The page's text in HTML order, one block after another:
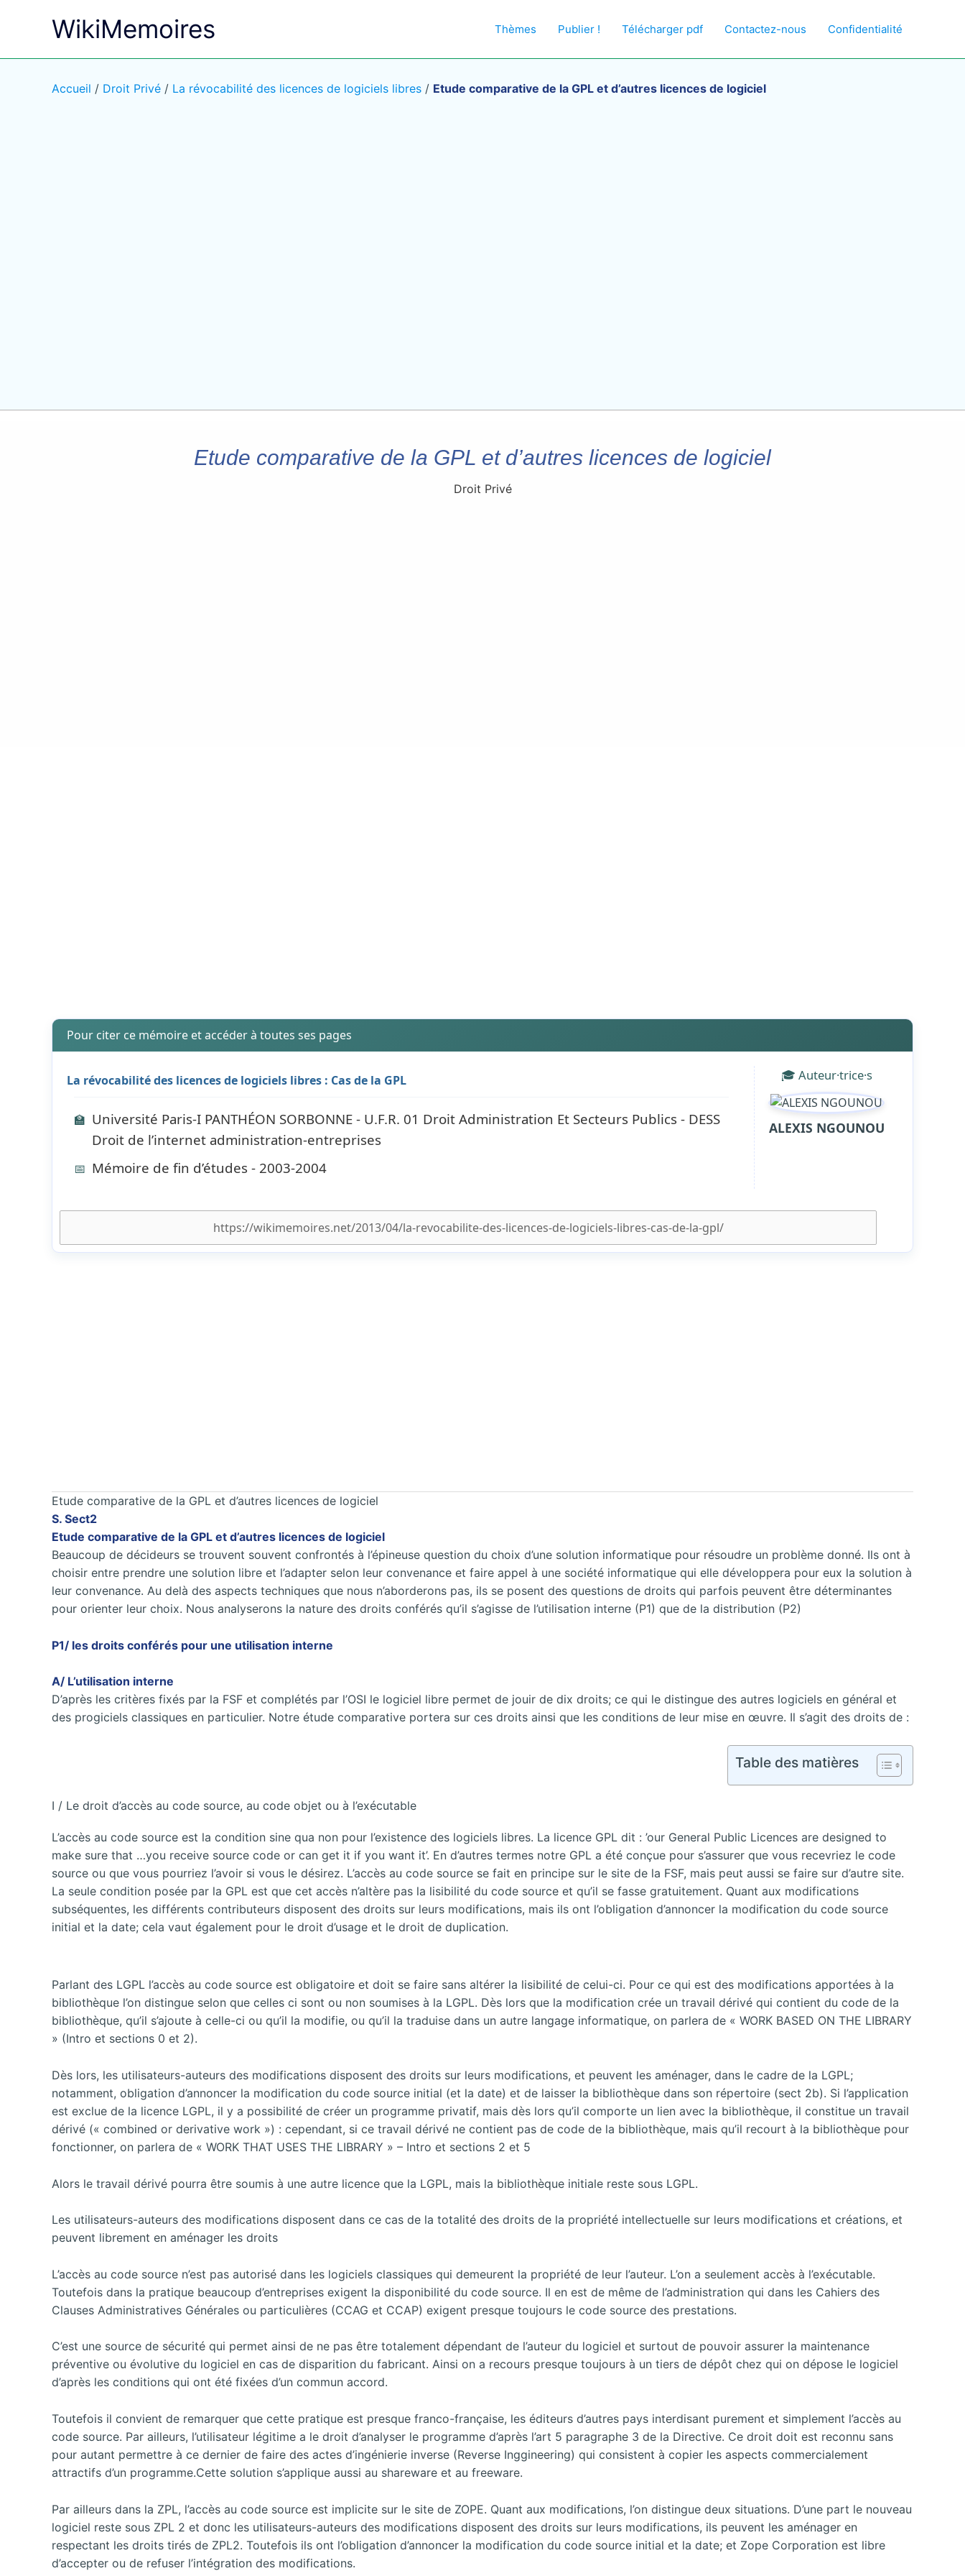
WikiMemoires Thèmes Publier ! Télécharger pdf Contactez-nous Confidentialité
Accueil / Droit Privé / La révocabilité des licences de logiciels libres / Etude comparative de la GPL et d’autres licences de logiciel
Etude comparative de la GPL et d’autres licences de logiciel
Droit Privé
Pour citer ce mémoire et accéder à toutes ses pages
La révocabilité des licences de logiciels libres : Cas de la GPL
🏫 Université Paris-I PANTHÉON SORBONNE - U.F.R. 01 Droit Administration Et Secteurs Publics - DESS
Droit de l’internet administration-entreprises
📅 Mémoire de fin d’études - 2003-2004
🎓 Auteur·trice·s
ALEXIS NGOUNOU
Etude comparative de la GPL et d’autres licences de logiciel
S. Sect2
Etude comparative de la GPL et d’autres licences de logiciel
Beaucoup de décideurs se trouvent souvent confrontés à l’épineuse question du choix d’une solution informatique pour résoudre un problème donné. Ils ont à
choisir entre prendre une solution libre et l’adapter selon leur convenance et faire appel à une société informatique qui elle développera pour eux la solution à
leur convenance. Au delà des aspects techniques que nous n’aborderons pas, ils se posent des questions de droits qui parfois peuvent être déterminantes
pour orienter leur choix. Nous analyserons la nature des droits conférés qu’il s’agisse de l’utilisation interne (P1) que de la distribution (P2)
P1/ les droits conférés pour une utilisation interne
A/ L’utilisation interne
D’après les critères fixés par la FSF et complétés par l’OSI le logiciel libre permet de jouir de dix droits; ce qui le distingue des autres logiciels en général et
des progiciels classiques en particulier. Notre étude comparative portera sur ces droits ainsi que les conditions de leur mise en œuvre. Il s’agit des droits de :
Table des matières
I / Le droit d’accès au code source, au code objet ou à l’exécutable
L’accès au code source est la condition sine qua non pour l’existence des logiciels libres. La licence GPL dit : ’our General Public Licences are designed to
make sure that …you receive source code or can get it if you want it’. En d’autres termes notre GPL a été conçue pour s’assurer que vous recevriez le code
source ou que vous pourriez l’avoir si vous le désirez. L’accès au code source se fait en principe sur le site de la FSF, mais peut aussi se faire sur d’autre site.
La seule condition posée par la GPL est que cet accès n’altère pas la lisibilité du code source et qu’il se fasse gratuitement. Quant aux modifications
subséquentes, les différents contributeurs disposent des droits sur leurs modifications, mais ils ont l’obligation d’annoncer la modification du code source
initial et la date; cela vaut également pour le droit d’usage et le droit de duplication.
Parlant des LGPL l’accès au code source est obligatoire et doit se faire sans altérer la lisibilité de celui-ci. Pour ce qui est des modifications apportées à la
bibliothèque l’on distingue selon que celles ci sont ou non soumises à la LGPL. Dès lors que la modification crée un travail dérivé qui contient du code de la
bibliothèque, qu’il s’ajoute à celle-ci ou qu’il la modifie, ou qu’il la traduise dans un autre langage informatique, on parlera de « WORK BASED ON THE LIBRARY
» (Intro et sections 0 et 2).
Dès lors, les utilisateurs-auteurs des modifications disposent des droits sur leurs modifications, et peuvent les aménager, dans le cadre de la LGPL;
notamment, obligation d’annoncer la modification du code source initial (et la date) et de laisser la bibliothèque dans son répertoire (sect 2b). Si l’application
est exclue de la licence LGPL, il y a possibilité de créer un programme privatif, mais dès lors qu’il comporte un lien avec la bibliothèque, il constitue un travail
dérivé (« combined or derivative work ») : cependant, si ce travail dérivé ne contient pas de code de la bibliothèque, mais qu’il recourt à la bibliothèque pour
fonctionner, on parlera de « WORK THAT USES THE LIBRARY » – Intro et sections 2 et 5
Alors le travail dérivé pourra être soumis à une autre licence que la LGPL, mais la bibliothèque initiale reste sous LGPL.
Les utilisateurs-auteurs des modifications disposent dans ce cas de la totalité des droits de la propriété intellectuelle sur leurs modifications et créations, et
peuvent librement en aménager les droits
L’accès au code source n’est pas autorisé dans les logiciels classiques qui demeurent la propriété de leur l’auteur. L’on a seulement accès à l’exécutable.
Toutefois dans la pratique beaucoup d’entreprises exigent la disponibilité du code source. Il en est de même de l’administration qui dans les Cahiers des
Clauses Administratives Générales ou particulières (CCAG et CCAP) exigent presque toujours le code source des prestations.
C’est une source de sécurité qui permet ainsi de ne pas être totalement dépendant de l’auteur du logiciel et surtout de pouvoir assurer la maintenance
préventive ou évolutive du logiciel en cas de disparition du fabricant. Ainsi on a recours presque toujours à un tiers de dépôt chez qui on dépose le logiciel
d’après les conditions qui ont été fixées d’un commun accord.
Toutefois il convient de remarquer que cette pratique est presque franco-française, les éditeurs d’autres pays interdisant purement et simplement l’accès au
code source. Par ailleurs, l’utilisateur légitime a le droit d’analyser le programme d’après l’art 5 paragraphe 3 de la Directive. Ce droit doit est reconnu sans
pour autant permettre à ce dernier de faire des actes d’ingénierie inverse (Reverse Inggineering) qui consistent à copier les aspects commercialement
attractifs d’un programme.Cette solution s’applique aussi au shareware et au freeware.
Par ailleurs dans la ZPL, l’accès au code source est implicite sur le site de ZOPE. Quant aux modifications, l’on distingue deux situations. D’une part le nouveau
logiciel reste sous ZPL 2 et donc les utilisateurs-auteurs des modifications disposent des droits sur leurs modifications, ils peuvent les aménager en
respectant les droits tirés de ZPL2. Toutefois ils ont l’obligation d’annoncer la modification du code source initial et la date; et Zope Corporation est libre
d’accepter ou de refuser l’intégration des modifications.